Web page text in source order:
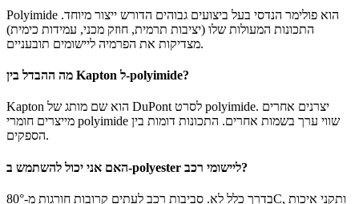
Polyimide הוא פולימר הנדסי בעל ביצועים גבוהים הדורש ייצור מיוחד.
התכונות המעולות שלו (יציבות תרמית, חוזק מכני, עמידות כימית)
מצדיקות את הפרמיה ליישומים תובעניים.
מה ההבדל בין Kapton ל-polyimide?
Kapton הוא שם מותג של DuPont לסרט polyimide. יצרנים אחרים
מייצרים חומרי polyimide שווי ערך בשמות אחרים. התכונות דומות בין
הספקים.
האם אני יכול להשתמש ב-polyester ליישומי רכב?
בדרך כלל לא. סביבות רכב לעתים קרובות חורגות מ-80°C, ותקני איכות